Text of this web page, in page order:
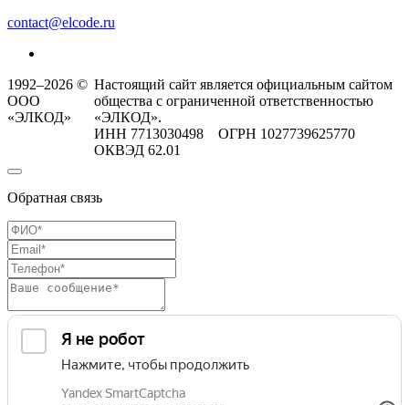
contact@elcode.ru
1992–2026 ©
ООО
«ЭЛКОД»
Настоящий сайт является официальным сайтом
общества с ограниченной ответственностью
«ЭЛКОД».
ИНН 7713030498 ОГРН 1027739625770
ОКВЭД 62.01
Обратная связь